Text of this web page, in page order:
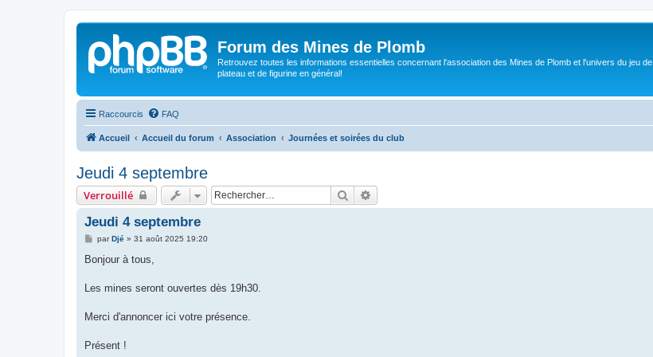
Forum des Mines de Plomb
Retrouvez toutes les informations essentielles concernant l'association des Mines de Plomb et l'univers du jeu de
plateau et de figurine en général!
Raccourcis FAQ
Accueil Accueil du forum Association Journées et soirées du club
Jeudi 4 septembre
Verrouillé Rechercher
Jeudi 4 septembre
M
s
g
parDjé» 31 août 2025 19:20
Bonjour à tous,
Les mines seront ouvertes dès 19h30.
Merci d'annoncer ici votre présence.
Présent !